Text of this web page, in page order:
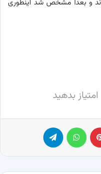
و بعدا مشخص شد اینطوری
امتیاز بدهید
پینترست